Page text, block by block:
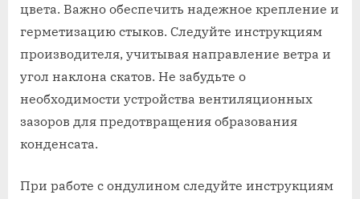
цвета. Важно обеспечить надежное крепление и
герметизацию стыков. Следуйте инструкциям
производителя, учитывая направление ветра и
угол наклона скатов. Не забудьте о
необходимости устройства вентиляционных
зазоров для предотвращения образования
конденсата.
При работе с ондулином следуйте инструкциям